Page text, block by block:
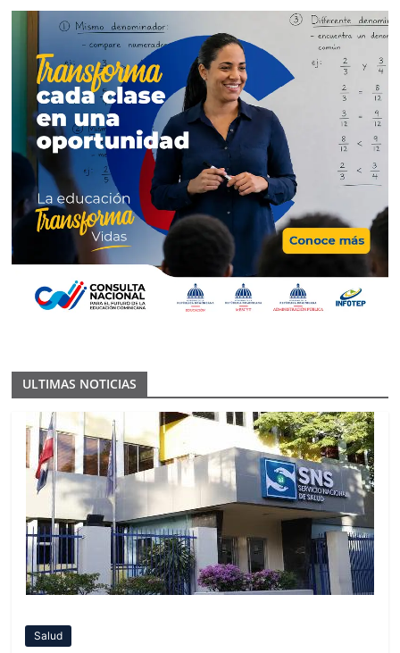
ULTIMAS NOTICIAS
Salud